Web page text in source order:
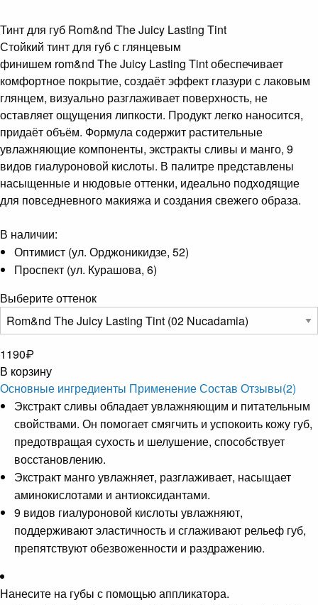
Тинт для губ Rom&nd The Juicy Lasting Tint
Стойкий тинт для губ с глянцевым
финишем rom&nd The Juicy Lasting Tint обеспечивает
комфортное покрытие, создаёт эффект глазури с лаковым
глянцем, визуально разглаживает поверхность, не
оставляет ощущения липкости. Продукт легко наносится,
придаёт объём. Формула содержит растительные
увлажняющие компоненты, экстракты сливы и манго, 9
видов гиалуроновой кислоты. В палитре представлены
насыщенные и нюдовые оттенки, идеально подходящие
для повседневного макияжа и создания свежего образа.
В наличии:
Оптимист (ул. Орджоникидзе, 52)
Проспект (ул. Курашовa, 6)
Выберите оттенок
1190₽
В корзину
Основные ингредиенты ПрименениеСостав Отзывы(2)
Экстракт сливы обладает увлажняющим и питательным
свойствами. Он помогает смягчить и успокоить кожу губ,
предотвращая сухость и шелушение, способствует
восстановлению.
Экстракт манго увлажняет, разглаживает, насыщает
аминокислотами и антиоксидантами.
9 видов гиалуроновой кислоты увлажняют,
поддерживают эластичность и сглаживают рельеф губ,
препятствуют обезвоженности и раздражению.
Нанесите на губы с помощью аппликатора.